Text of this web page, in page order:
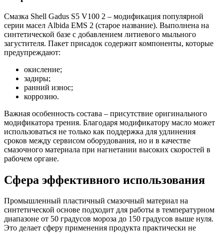
Смазка Shell Gadus S5 V100 2 – модификация популярной
серии масел Albida EMS 2 (старое название). Выполнена на
синтетической базе с добавлением литиевого мыльного
загустителя. Пакет присадок содержит компоненты, которые
предупреждают:
окисление;
задиры;
ранний износ;
коррозию.
Важная особенность состава – присутствие оригинального
модификатора трения. Благодаря модификатору масло может
использоваться не только как поддержка для удлинения
сроков между сервисом оборудования, но и в качестве
смазочного материала при нагнетании высоких скоростей в
рабочем органе.
Сфера эффективного использования
Промышленный пластичный смазочный материал на
синтетической основе подходит для работы в температурном
диапазоне от 50 градусов мороза до 150 градусов выше нуля.
Это делает сферу применения продукта практически не